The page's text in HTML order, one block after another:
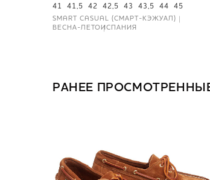
41 41,5 42 42,5 43 43,5 44 45
SMART CASUAL (СМАРТ-КЭЖУАЛ)
ВЕСНА-ЛЕТОИСПАНИЯ
РАНЕЕ